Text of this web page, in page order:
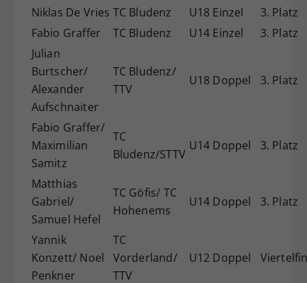
Niklas De Vries TC Bludenz U18 Einzel
3. Platz
Fabio Graffer
TC Bludenz U14 Einzel
3. Platz
Julian
Burtscher/
Alexander
Aufschnaiter
TC Bludenz/
TTV
U18 Doppel 3. Platz
Fabio Graffer/
Maximilian
Samitz
TC
Bludenz/STTV
U14 Doppel 3. Platz
Matthias
Gabriel/
Samuel Hefel
TC Göfis/ TC
Hohenems
U14 Doppel 3. Platz
Yannik
Konzett/ Noel
Penkner
TC
Vorderland/
TTV
U12 Doppel